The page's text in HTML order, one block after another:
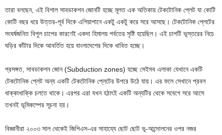
তারা বলছেন, এই বিশাল সাবডাকশন জোনটি হচ্ছে মূলত এক অতিকায় টেকটোনিক প্লেট যা কোটি
কোটি বছর ধরে উত্তর-পূর্ব দিকে এশিয়াপানে একটু একটু করে সরে আসছে। টেকটোনিক প্লেটের
সংঘর্ষজনিত বিপুল চাপের কারণেই একদা হিমালয় পর্বতের সৃষ্টি হয়েছিল। এই চাপটি ভূস্তরের নিচে
ঘড়ির কাঁটার দিকে আবর্তিত হয়ে বাংলাদেশের দিকে ধাবিত হচ্ছে।
প্রসঙ্গত, সাবডাকশন জোন (Subduction zones) হচ্ছে সেইসব এলাকা যেখানে একটি
টেকটোনিক প্লেট অন্য একটি টেকটোনিক প্লেটের উপরে উঠে যায়। এর ফলে সেখানে প্রবল
ধাক্কাধাক্কি চলতে থাকে। এরপর এরা যখন হঠাৎই একটি অন্যটির থেকে সবেগে সরে আসে
তখনই ভূমিকম্পের সূচনা হয়।
বিজ্ঞানীরা ২০০৩ সাল থেকেই জিপিএস-এর সাহায্যে ছোট ছোট ভূ-আন্দোলনের ওপর নজর